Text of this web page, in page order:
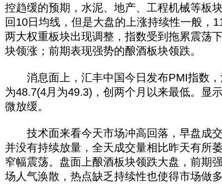
控趋缓的预期，水泥、地产、工程机械等板
回10日均线，但是大盘的上涨持续性一般，
两大权重板块出现调整，指数受到拖累震荡
块领涨；前期表现强势的酿酒板块领跌。
消息面上，汇丰中国今日发布PMI指数，
为48.7(4月为49.3)，创两个月以来最低。显
微放缓。
技术面来看今天市场冲高回落，早盘成
并没有持续放量，全天成交量相比昨天有所
窄幅震荡。盘面上酿酒板块领跌大盘，前期
场人气涣散，热点缺乏持续性也使得市场做